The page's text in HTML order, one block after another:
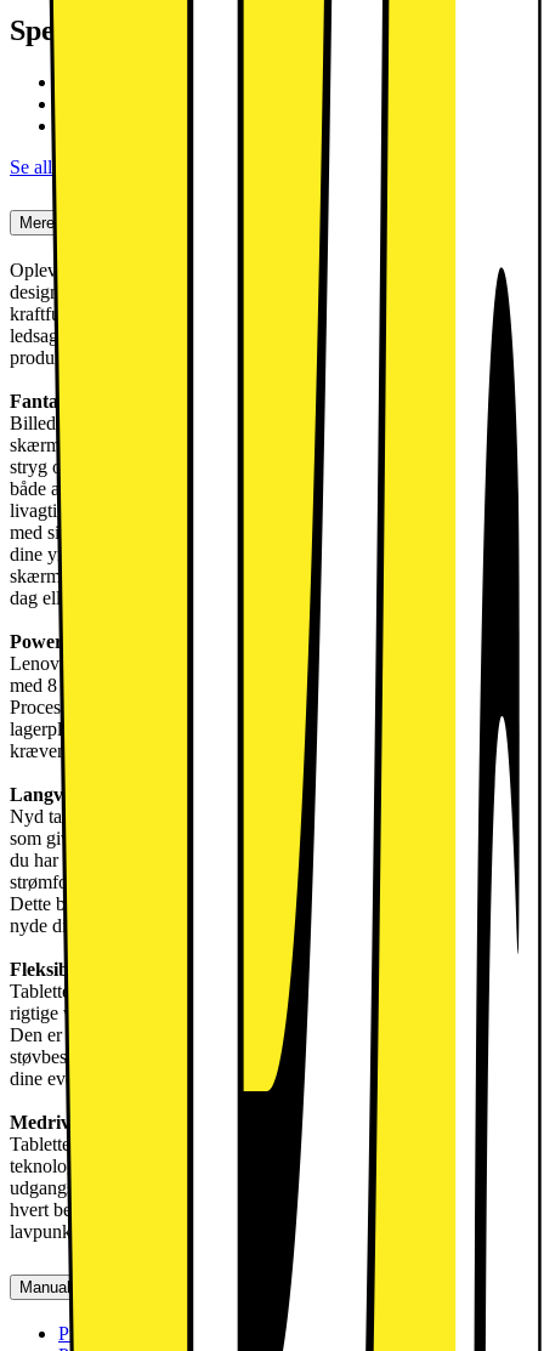
Specifikationer
MediaTek Helio G99 8-core processor
Se alle specifikationer
Mere om produktet
Oplev Lenovo Tab Plus 11,5" tabletten, en banebrydende tablet
designet til at løfte din multimedieoplevelse til nye højder. Med sin
kraftfulde ydeevne og praktiske funktioner er denne tablet den idelle
ledsager for både underholdningsentusiaster og
produktivitetsorienterede individer.
Fantastisk 2K-skærm
Billeder kommer til live på Lenovo Tab Plus's eksklusive 11,5" 2K-
skærm. Den silkebløde 90Hz opdateringshastigheds sikrer, at hvert
stryg og rulning er silkeglat, hvilket gør den til en ideel enhed til
både arbejde og underholdning. Skærmen kan ikke kun prale med
livagtige farver og skarpe detaljer, men den plejer også dine øjne
med sin TUV-certificeret øjenplejeteknologi. Uanset om du streamer
dine yndlingsprogrammer, spiller eller arbejder, sikrer tablettens
skærm en behagelig seeroplevelse, der kan følge med din livsstil,
dag eller nat.
Power-Packed Performance
Lenovo Tab Plus er drevet af en MediaTek Helio G99-processor
med 8 kerner, hvilket giver en kraftfuld og responsiv ydeevne.
Processoren er ledsaget af 8GB RAM og tabletten har 128GB intern
lagerplads, der kan udvides op til 1 TB, hvilket lader dig håndtere
krævende applikationer og multitasking med lethed.
Langvarig batterilevetid
Nyd tabletten hele dagen takket være det store 8.600mAh batteri,
som giver op til 12 timers streaming på en enkelt opladning. Og når
du har brug en genopladning sikrer den hurtige 45W USB-C-
strømforsyning, at du er tilbage til fuld kapacitet på kun 90 minutter.
Dette betyder mindre tid bundet til en stikkontakt og mere tid til at
nyde dit indhold, uanset hvor du er.
Fleksibelt og holdbart design
Tabletten har et 175-graders støtteben, så du kan finde den helt
rigtige vinkel til at nyde dit indhold eller interagere med enheden.
Den er fremstillet med et metalchassis med IP52 vand- og
støvbestandighed, hvilket gør den holdbar nok til at følge dig på alle
dine eventyr, uanset om du slapper af derhjemme eller er på farten.
Medrivende lydoplevelse
Tabletten er udstyret med Octa JBL-højttalere og Dolby Atmos-
teknologi, hvilket giver en kraftfuld, fyldig lyd. Med en
udgangseffekt på 26 W og en rummelig 22cc højttalerboks pulserer
hvert beat med krystalklare lyse og dybe-toner og resonante
lavpunkter.
Manualer, downloads, garanti og support
Produktdatablad (engelsk) pdf